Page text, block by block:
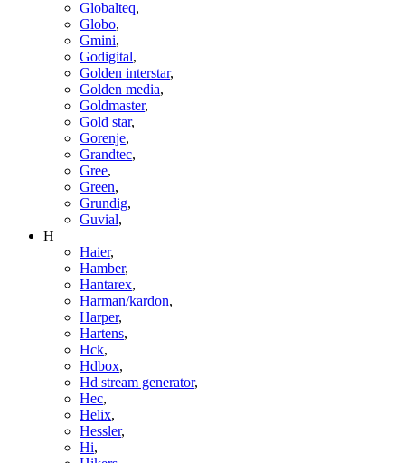
Globalteq,
Globo,
Gmini,
Godigital,
Golden interstar,
Golden media,
Goldmaster,
Gold star,
Gorenje,
Grandtec,
Gree,
Green,
Grundig,
Guvial,
H
Haier,
Hamber,
Hantarex,
Harman/kardon,
Harper,
Hartens,
Hck,
Hdbox,
Hd stream generator,
Hec,
Helix,
Hessler,
Hi,